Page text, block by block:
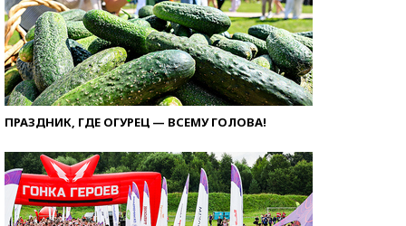
ПРАЗДНИК, ГДЕ ОГУРЕЦ — ВСЕМУ ГОЛОВА!